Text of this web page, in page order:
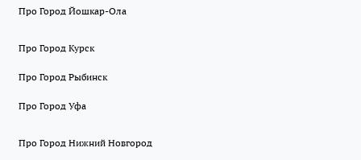
Про Город Йошкар-Ола
Про Город Курск
Про Город Рыбинск
Про Город Уфа
Про Город Нижний Новгород